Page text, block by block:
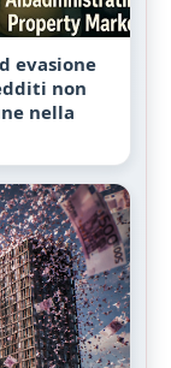
evasione
non
nella